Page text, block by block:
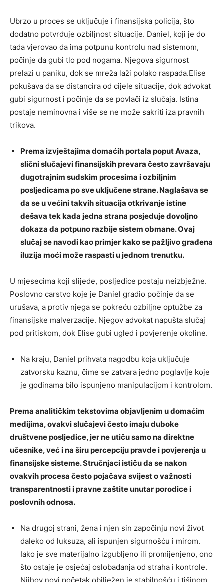
Ubrzo u proces se uključuje i finansijska policija, što
dodatno potvrđuje ozbiljnost situacije. Daniel, koji je do
tada vjerovao da ima potpunu kontrolu nad sistemom,
počinje da gubi tlo pod nogama. Njegova sigurnost
prelazi u paniku, dok se mreža laži polako raspada.Elise
pokušava da se distancira od cijele situacije, dok advokat
gubi sigurnost i počinje da se povlači iz slučaja. Istina
postaje neminovna i više se ne može sakriti iza pravnih
trikova.
Prema izvještajima domaćih portala poput Avaza,
slični slučajevi finansijskih prevara često završavaju
dugotrajnim sudskim procesima i ozbiljnim
posljedicama po sve uključene strane. Naglašava se
da se u većini takvih situacija otkrivanje istine
dešava tek kada jedna strana posjeduje dovoljno
dokaza da potpuno razbije sistem obmane. Ovaj
slučaj se navodi kao primjer kako se pažljivo građena
iluzija moći može raspasti u jednom trenutku.
U mjesecima koji slijede, posljedice postaju neizbježne.
Poslovno carstvo koje je Daniel gradio počinje da se
urušava, a protiv njega se pokreću ozbiljne optužbe za
finansijske malverzacije. Njegov advokat napušta slučaj
pod pritiskom, dok Elise gubi ugled i povjerenje okoline.
Na kraju, Daniel prihvata nagodbu koja uključuje
zatvorsku kaznu, čime se zatvara jedno poglavlje koje
je godinama bilo ispunjeno manipulacijom i kontrolom.
Prema analitičkim tekstovima objavljenim u domaćim
medijima, ovakvi slučajevi često imaju duboke
društvene posljedice, jer ne utiču samo na direktne
učesnike, već i na širu percepciju pravde i povjerenja u
finansijske sisteme. Stručnjaci ističu da se nakon
ovakvih procesa često pojačava svijest o važnosti
transparentnosti i pravne zaštite unutar porodice i
poslovnih odnosa.
Na drugoj strani, žena i njen sin započinju novi život
daleko od luksuza, ali ispunjen sigurnošću i mirom.
Iako je sve materijalno izgubljeno ili promijenjeno, ono
što ostaje je osjećaj oslobađanja od straha i kontrole.